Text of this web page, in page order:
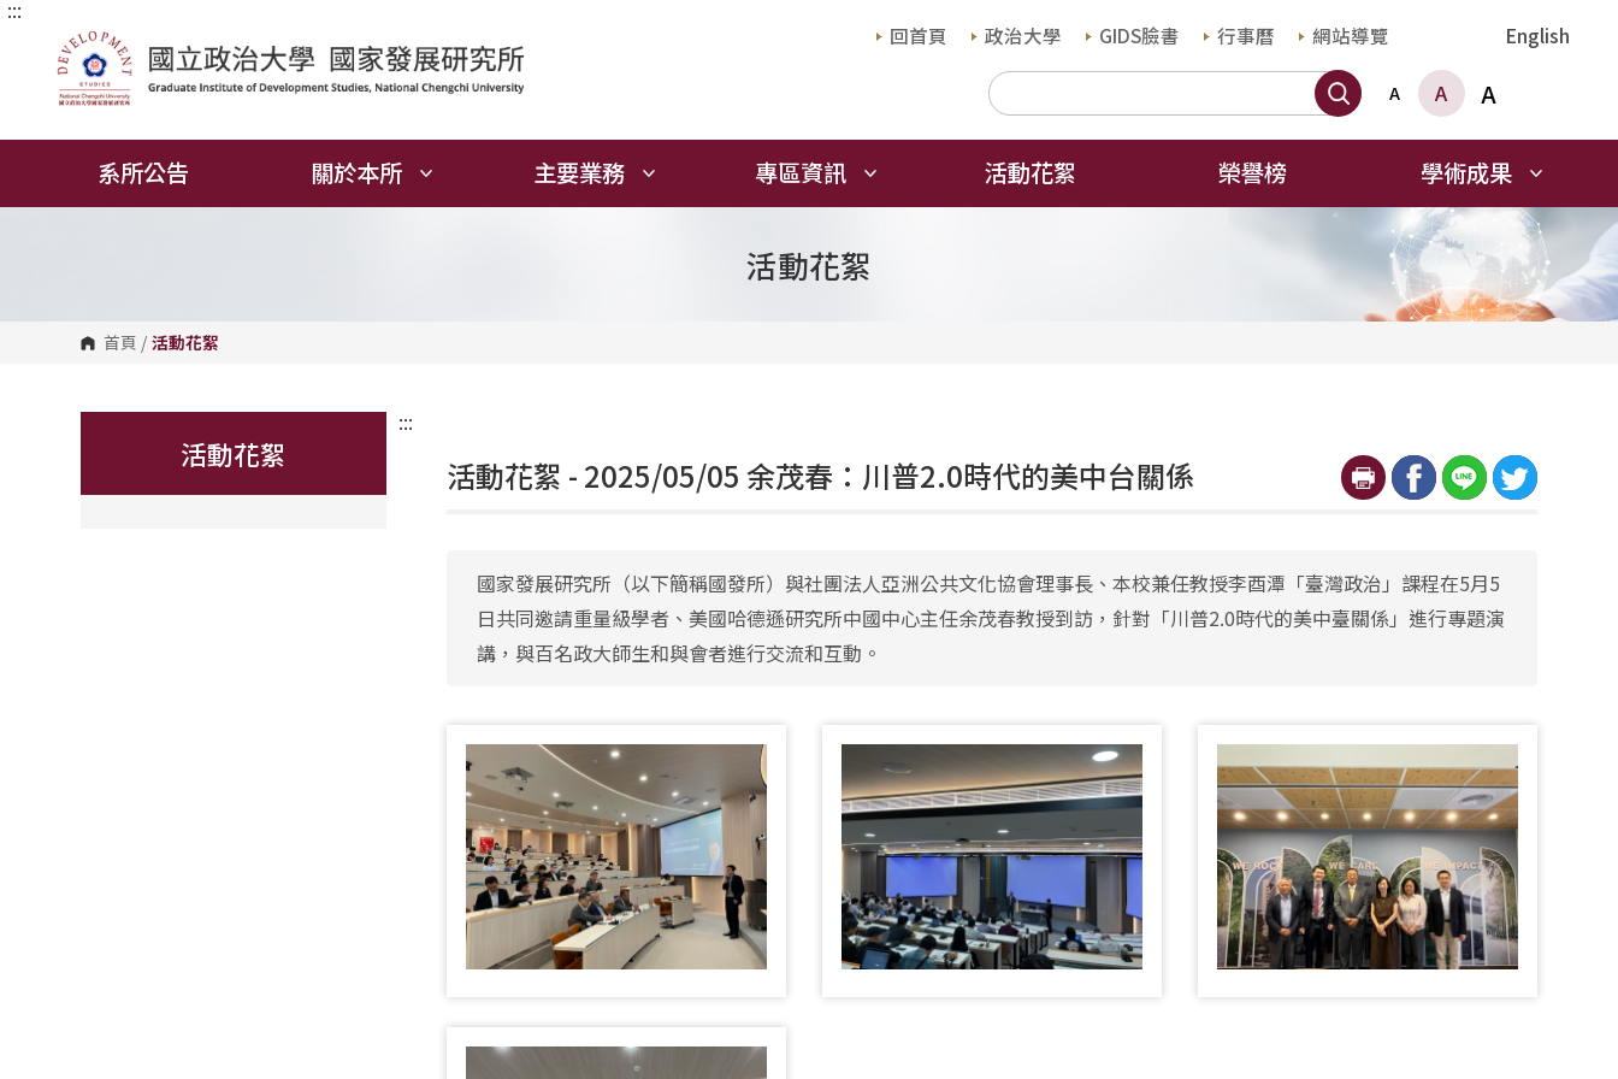
跳
塊
:::
回首頁 政治大學 GIDS臉書 行事曆 網站導覽 English
搜尋A A A
系所公告 關於本所 主要業務 專區資訊 活動花絮 榮譽榜 學術成果
活動花絮
首頁 / 活動花絮
活動花絮
:::
活動花絮 - 2025/05/05 余茂春：川普2.0時代的美中台關係
國家發展研究所（以下簡稱國發所）與社團法人亞洲公共文化協會理事長、本校兼任教授李酉潭「臺灣政治」課程在5月5
日共同邀請重量級學者、美國哈德遜研究所中國中心主任余茂春教授到訪，針對「川普2.0時代的美中臺關係」進行專題演
講，與百名政大師生和與會者進行交流和互動。